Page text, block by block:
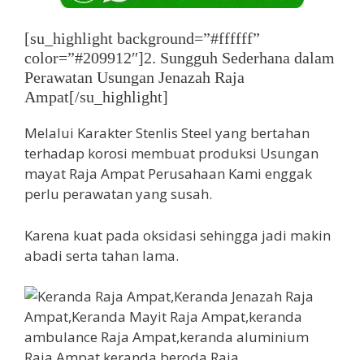
[su_highlight background=”#ffffff”
color=”#209912″]2. Sungguh Sederhana dalam
Perawatan Usungan Jenazah Raja
Ampat[/su_highlight]
Melalui Karakter Stenlis Steel yang bertahan
terhadap korosi membuat produksi Usungan
mayat Raja Ampat Perusahaan Kami enggak
perlu perawatan yang susah.
Karena kuat pada oksidasi sehingga jadi makin
abadi serta tahan lama.